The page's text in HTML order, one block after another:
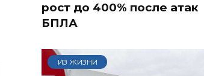
рост до 400% после атак
БПЛА
ИЗ ЖИЗНИ